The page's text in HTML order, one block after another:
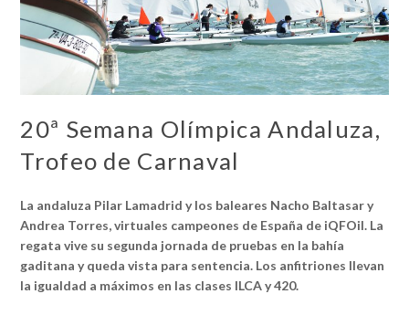
20ª Semana Olímpica Andaluza,
Trofeo de Carnaval
La andaluza Pilar Lamadrid y los baleares Nacho Baltasar y
Andrea Torres, virtuales campeones de España de iQFOil. La
regata vive su segunda jornada de pruebas en la bahía
gaditana y queda vista para sentencia. Los anfitriones llevan
la igualdad a máximos en las clases ILCA y 420.